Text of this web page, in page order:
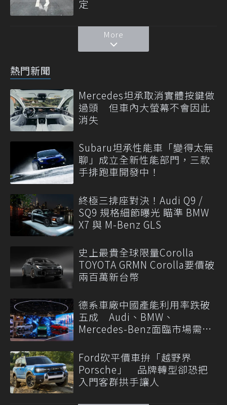
定
More
熱門新聞
Mercedes坦承取消實體按鍵做
過頭 但車內大螢幕不會因此
消失
Subaru坦承性能車「變得太無
聊」成立全新性能部門，三款
手排跑車開發中！
終極三排座對決！Audi Q9 /
SQ9 規格細節曝光 瞄準 BMW
X7 與 M-Benz GLS
史上最貴全球限量Corolla
TOYOTA GRMN Corolla要價破
兩百萬新台幣
德系車廠中國產能利用率跌破
五成 Audi、BMW、
Mercedes-Benz面臨市場需求
Ford砍平價車拚「越野界
Porsche」 品牌轉型卻恐把
入門客群拱手讓人